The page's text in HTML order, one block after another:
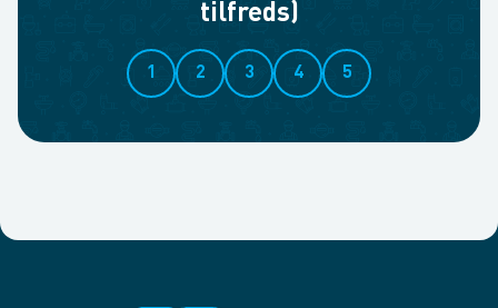
tilfreds)
1 2 3 4 5